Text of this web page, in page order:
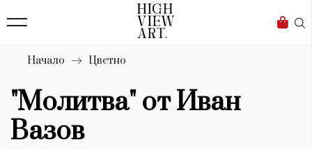
Бизнес
Мода
Dialogue
Изкуство
4340
Начало Цветно
"Молитва" от Иван
Вазов